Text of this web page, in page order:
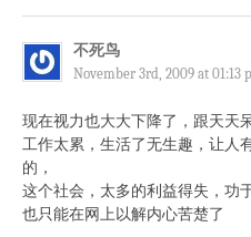
不死鸟
November 3rd, 2009 at 01:13
现在视力也大大下降了，跟天天
工作太累，生活了无生趣，让人
的，
这个社会，太多的利益得失，功
也只能在网上以解内心苦楚了